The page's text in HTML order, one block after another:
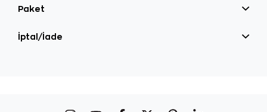
Paket
İptal/İade